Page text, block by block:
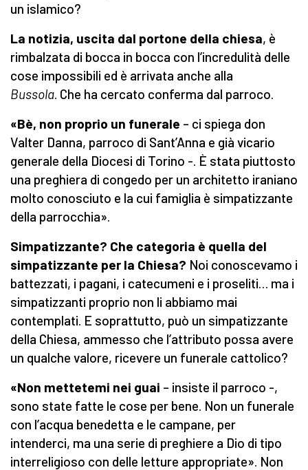
un islamico?
La notizia, uscita dal portone della chiesa, è
rimbalzata di bocca in bocca con l’incredulità delle
cose impossibili ed è arrivata anche alla
Bussola. Che ha cercato conferma dal parroco.
«Bè, non proprio un funerale – ci spiega don
Valter Danna, parroco di Sant’Anna e già vicario
generale della Diocesi di Torino -. È stata piuttosto
una preghiera di congedo per un architetto iraniano
molto conosciuto e la cui famiglia è simpatizzante
della parrocchia».
Simpatizzante? Che categoria è quella del
simpatizzante per la Chiesa? Noi conoscevamo i
battezzati, i pagani, i catecumeni e i proseliti… ma i
simpatizzanti proprio non li abbiamo mai
contemplati. E soprattutto, può un simpatizzante
della Chiesa, ammesso che l’attributo possa avere
un qualche valore, ricevere un funerale cattolico?
«Non mettetemi nei guai – insiste il parroco -,
sono state fatte le cose per bene. Non un funerale
con l’acqua benedetta e le campane, per
intenderci, ma una serie di preghiere a Dio di tipo
interreligioso con delle letture appropriate». Non